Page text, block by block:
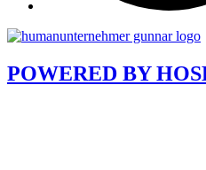
POWERED BY